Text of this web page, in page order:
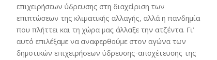
επιχειρήσεων ύδρευσης στη διαχείριση των
επιπτώσεων της κλιματικής αλλαγής, αλλά η πανδημία
που πλήττει και τη χώρα μας άλλαξε την ατζέντα. Γι’
αυτό επιλέξαμε να αναφερθούμε στον αγώνα των
δημοτικών επιχειρήσεων ύδρευσης-αποχέτευσης της